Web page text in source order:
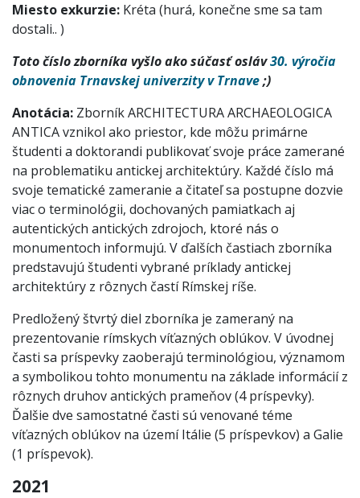
Miesto exkurzie: Kréta (hurá, konečne sme sa tam
dostali.. )
Toto číslo zborníka vyšlo ako súčasť osláv30. výročia
obnovenia Trnavskej univerzity v Trnave;)
Anotácia: Zborník ARCHITECTURA ARCHAEOLOGICA
ANTICA vznikol ako priestor, kde môžu primárne
študenti a doktorandi publikovať svoje práce zamerané
na problematiku antickej architektúry. Každé číslo má
svoje tematické zameranie a čitateľ sa postupne dozvie
viac o terminológii, dochovaných pamiatkach aj
autentických antických zdrojoch, ktoré nás o
monumentoch informujú. V ďalších častiach zborníka
predstavujú študenti vybrané príklady antickej
architektúry z rôznych častí Rímskej ríše.
Predložený štvrtý diel zborníka je zameraný na
prezentovanie rímskych víťazných oblúkov. V úvodnej
časti sa príspevky zaoberajú terminológiou, významom
a symbolikou tohto monumentu na základe informácií z
rôznych druhov antických prameňov (4 príspevky).
Ďalšie dve samostatné časti sú venované téme
víťazných oblúkov na území Itálie (5 príspevkov) a Galie
(1 príspevok).
2021